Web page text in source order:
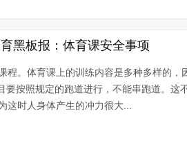
黑板报：体育课安全事项
程。体育课上的训练内容是多种多样的，
按照规定的跑道进行，不能串跑道。这
时人身体产生的冲力很大...